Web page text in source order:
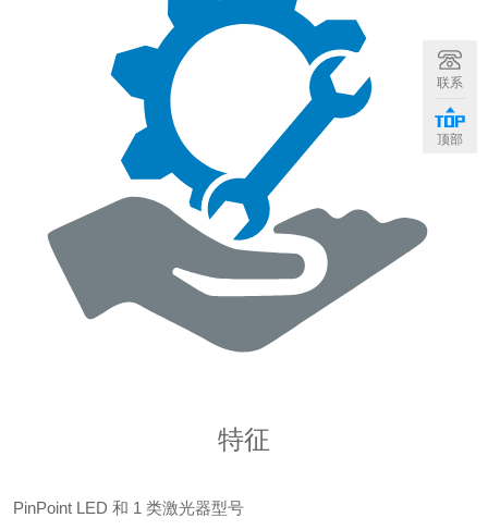
特征
PinPoint LED 和 1 类激光器型号
联系
顶部